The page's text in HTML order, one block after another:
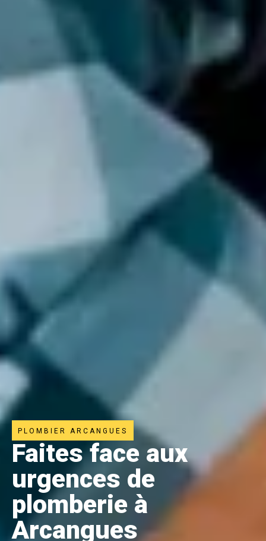
PLOMBIER ARCANGUES
Faites face aux
urgences de
plomberie à
Arcangues